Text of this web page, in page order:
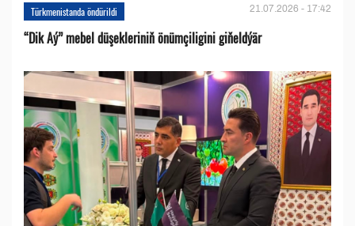
Türkmenistanda öndürildi 21.07.2026 - 17:42
“Dik Aý” mebel düşekleriniň önümçiligini giňeldýär